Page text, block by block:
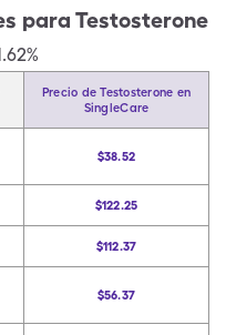
para Testosterone
Precio de Testosterone en
SingleCare
$38.52
$122.25
$112.37
$56.37